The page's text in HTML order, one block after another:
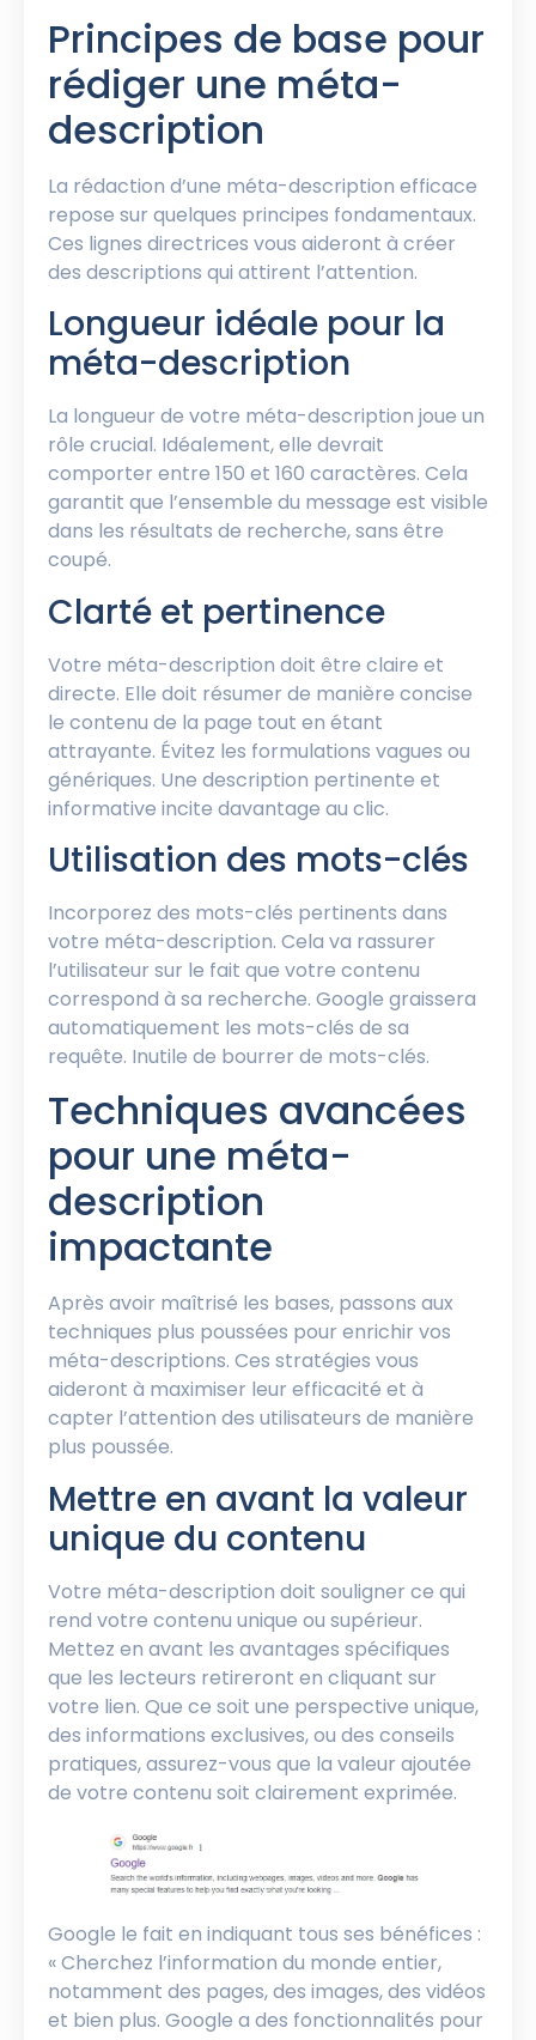
Principes de base pour
rédiger une méta-
description
La rédaction d’une méta-description efficace
repose sur quelques principes fondamentaux.
Ces lignes directrices vous aideront à créer
des descriptions qui attirent l’attention.
Longueur idéale pour la
méta-description
La longueur de votre méta-description joue un
rôle crucial. Idéalement, elle devrait
comporter entre 150 et 160 caractères. Cela
garantit que l’ensemble du message est visible
dans les résultats de recherche, sans être
coupé.
Clarté et pertinence
Votre méta-description doit être claire et
directe. Elle doit résumer de manière concise
le contenu de la page tout en étant
attrayante. Évitez les formulations vagues ou
génériques. Une description pertinente et
informative incite davantage au clic.
Utilisation des mots-clés
Incorporez des mots-clés pertinents dans
votre méta-description. Cela va rassurer
l’utilisateur sur le fait que votre contenu
correspond à sa recherche. Google graissera
automatiquement les mots-clés de sa
requête. Inutile de bourrer de mots-clés.
Techniques avancées
pour une méta-
description
impactante
Après avoir maîtrisé les bases, passons aux
techniques plus poussées pour enrichir vos
méta-descriptions. Ces stratégies vous
aideront à maximiser leur efficacité et à
capter l’attention des utilisateurs de manière
plus poussée.
Mettre en avant la valeur
unique du contenu
Votre méta-description doit souligner ce qui
rend votre contenu unique ou supérieur.
Mettez en avant les avantages spécifiques
que les lecteurs retireront en cliquant sur
votre lien. Que ce soit une perspective unique,
des informations exclusives, ou des conseils
pratiques, assurez-vous que la valeur ajoutée
de votre contenu soit clairement exprimée.
Google le fait en indiquant tous ses bénéfices :
« Cherchez l’information du monde entier,
notamment des pages, des images, des vidéos
et bien plus. Google a des fonctionnalités pour